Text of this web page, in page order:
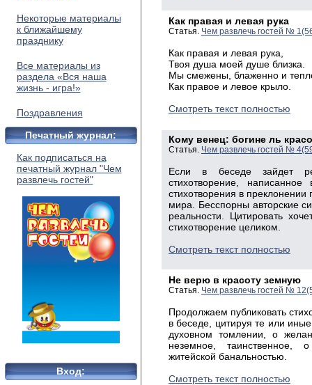
Некоторые материалы
к ближайшему
празднику
Все материалы из
раздела «Вся наша
жизнь - игра!»
Поздравления
Печатный журнал:
Как подписаться на
печатный журнал "Чем
развлечь гостей"
Вход:
Как правая и левая рука
Статья. Чем развлечь гостей №
Как правая и левая рука,
Твоя душа моей душе близка.
Мы смежены, блаженно и
Как правое и левое крыло.
Смотреть текст полностью
Кому венец: богине ль
Статья. Чем развлечь гостей №
Если в беседе зайдет
стихотворение,
стихотворения в
мира. Бесспорны авторские
реальности. Цитировать
стихотворение целиком.
Смотреть текст полностью
Не верю в красоту земную
Статья. Чем развлечь гостей №
Продолжаем публиковать
в беседе, цитируя те или
духовном томлении, о
неземное, таинственное,
житейской банальностью.
Смотреть текст полностью